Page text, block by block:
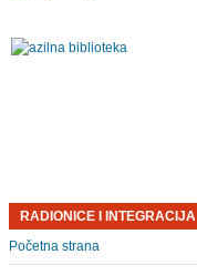
RADIONICE I INTEGRACIJA
Početna strana